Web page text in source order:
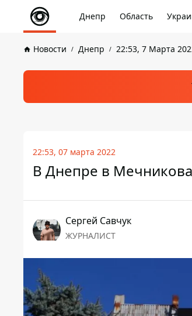
Днепр Область
Новости Днепр 22:53, 7 Марта
22:53, 07 марта 2022
В Днепре в
Сергей Савчук
ЖУРНАЛИСТ